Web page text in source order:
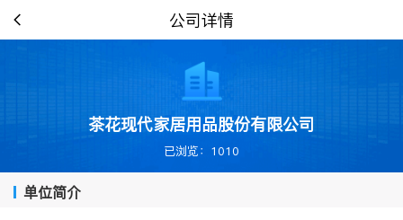
公司详情
茶花现代家居用品股份有限公司
已浏览：1010
单位简介